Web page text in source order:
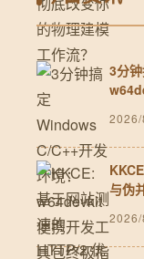
3分
与伪